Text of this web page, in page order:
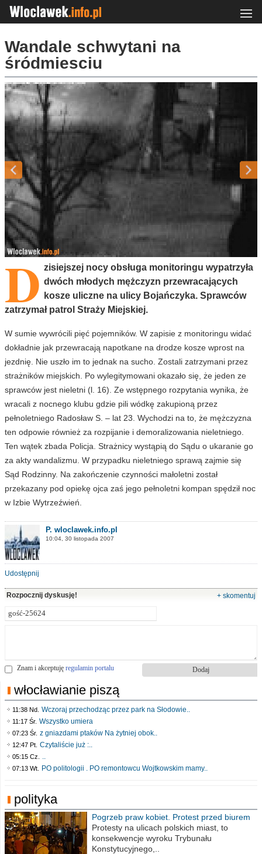
Wandale schwytani na
śródmiesciu
D zisiejszej nocy obsługa monitoringu wypatrzyła
dwóch młodych mężczyzn przewracających
kosze uliczne na ulicy Bojańczyka. Sprawców
zatrzymał patrol Straży Miejskiej.
W sumie wywrócili pięć pojemników. W zapisie z monitoringu widać
dokładnie jak przewracają napotkane na drodze kosze wprost na
jezdnię. Nie uszło im to jednak na sucho. Zostali zatrzymani przez
strażników miejskich. Po wylegitymowani okazało się, że jeden ze
sprawców jest nieletni (l. 16). Ze wstępnego rozpytania wynika, że
wracali z nocnego klubu gdzie pili wódkę zakupioną przez
pełnoletniego Radosław S. – lat 23. Wychodzi na to, że mężczyzna
ten odpowie również za rozpijanie i demoralizowania nieletniego.
Ten wątek zbada Policja. Strażnicy wystąpią do Sądu o ukaranie go
za akty wandalizmu. W przypadku nieletniego sprawą zajmie się
Sąd Rodzinny. Na zakończenie czynności małoletni został
przekazany pod opiekę ojca zaś jego pełnoletni kompan spędził noc
w Izbie Wytrzeźwień.
P. wloclawek.info.pl
10:04, 30 listopada 2007
Udostępnij
Rozpocznij dyskusję! + skomentuj
Znam i akceptuję regulamin portalu
włocławianie piszą
11:38 Nd. Wczoraj przechodząc przez park na Słodowie..
11:17 Śr. Wszystko umiera
07:23 Śr. z gniazdami ptaków Na żytniej obok..
12:47 Pt. Czytaliście już :..
05:15 Cz. ..
07:13 Wt. PO politologii . PO remontowcu Wojtkowskim mamy..
polityka
Pogrzeb praw kobiet. Protest przed biurem
poselskim PiS
Protesty na ulicach polskich miast, to
konsekwencje wyroku Trybunału
Konstytucyjnego,..